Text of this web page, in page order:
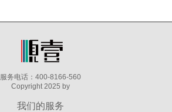
服务电话：400-8166-560
Copyright 2025 by
我们的服务